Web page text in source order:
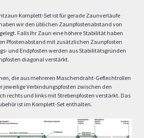
Komplett-Set ist für gerade Zaunverläufe
wir den üblichen Zaunpfostenabstand von
Falls Ihr Zaun eine höhere Stabilität haben
Pfostenabstand mit zusätzlichen Zaunpfosten
und Endpfosten werden aus Stabilitätsgründen
diagonal verstärkt.
die aus mehreren Maschendraht-Geflechtrollen
jeweilige Verbindungspfosten zwischen den
rechts und links mit Strebenpfosten verstärkt. Das
ist im Komplett-Set enthalten.